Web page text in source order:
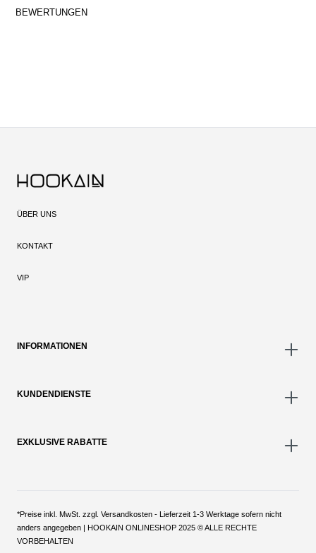
BEWERTUNGEN
ÜBER UNS
KONTAKT
VIP
INFORMATIONEN
KUNDENDIENSTE
EXKLUSIVE RABATTE
*Preise inkl. MwSt. zzgl. Versandkosten - Lieferzeit 1-3 Werktage sofern nicht
anders angegeben | HOOKAIN ONLINESHOP 2025 © ALLE RECHTE
VORBEHALTEN